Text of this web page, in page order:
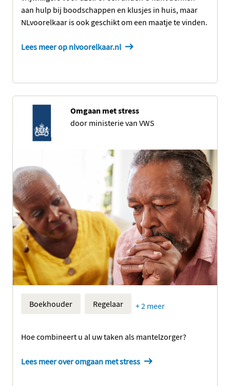
aan hulp bij boodschappen en klusjes in huis, maar
NLvoorelkaar is ook geschikt om een maatje te vinden.
Lees meer op nlvoorelkaar.nl
Omgaan met stress
door ministerie van VWS
Boekhouder Regelaar + 2 meer
Hoe combineert u al uw taken als mantelzorger?
Lees meer over omgaan met stress